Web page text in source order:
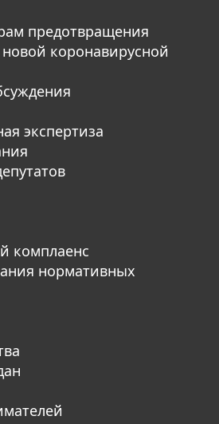
предотвращения
коронавирусной
экспертиза
комплаенс
нормативных